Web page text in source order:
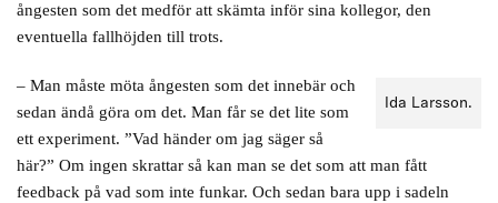
ångesten som det medför att skämta inför sina kollegor, den
eventuella fallhöjden till trots.
Ida Larsson.
– Man måste möta ångesten som det innebär och
sedan ändå göra om det. Man får se det lite som
ett experiment. ”Vad händer om jag säger så
här?” Om ingen skrattar så kan man se det som att man fått
feedback på vad som inte funkar. Och sedan bara upp i sadeln